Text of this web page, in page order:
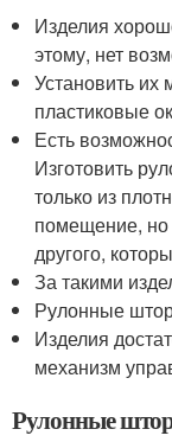
Изделия
этому, нет
Установить их
пластиковые
Есть
Изготовить
только из
помещение, но
другого,
За такими
Рулонные
Изделия
механизм
Рулонные